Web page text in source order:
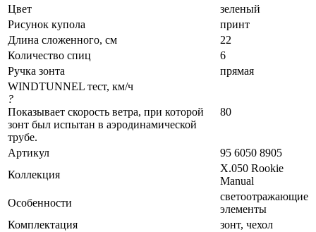
Цвет
зеленый
Рисунок купола
принт
Длина сложенного, см
22
Количество спиц
6
Ручка зонта
прямая
WINDTUNNEL тест, км/ч
?
Показывает скорость ветра, при которой
зонт был испытан в аэродинамической
трубе.
80
Артикул
95 6050 8905
Коллекция
X.050 Rookie
Manual
Особенности
светоотражающие
элементы
Комплектация
зонт, чехол